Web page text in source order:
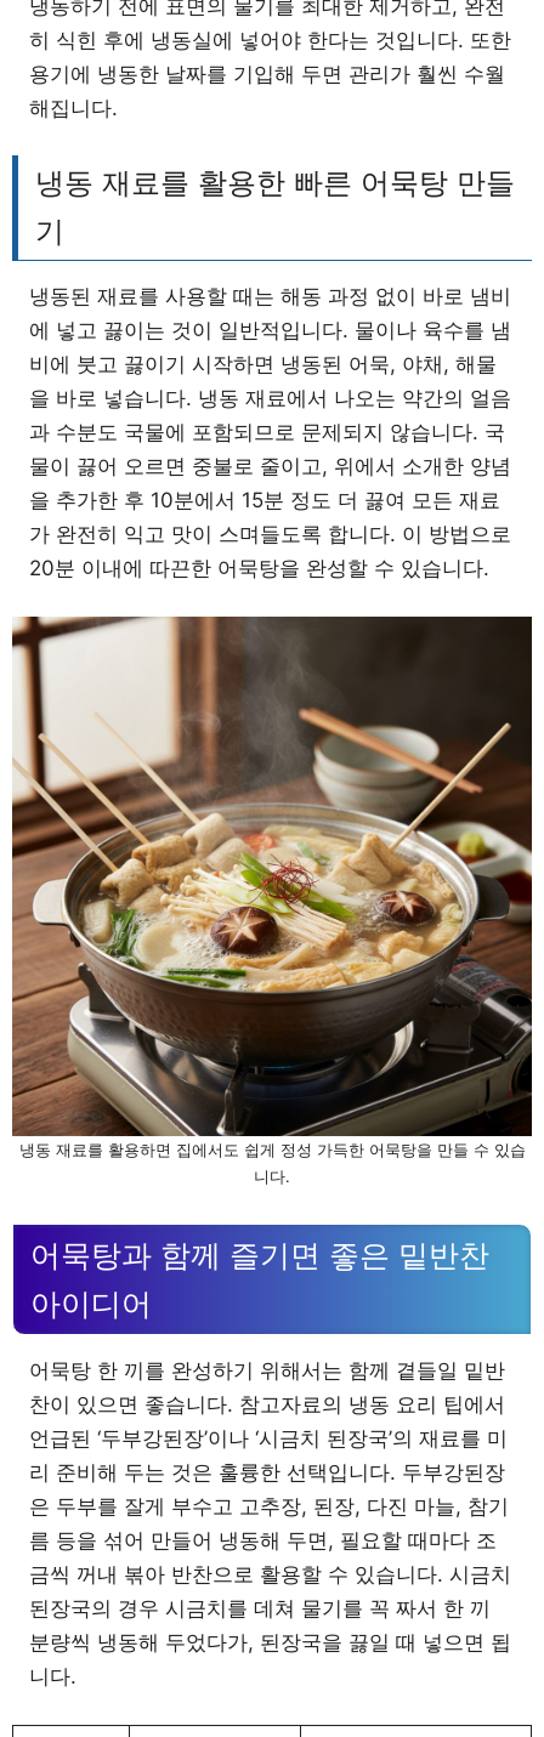
냉동하기 전에 표면의 물기를 최대한 제거하고, 완전
히 식힌 후에 냉동실에 넣어야 한다는 것입니다. 또한
용기에 냉동한 날짜를 기입해 두면 관리가 훨씬 수월
해집니다.
냉동 재료를 활용한 빠른 어묵탕 만들
기
냉동된 재료를 사용할 때는 해동 과정 없이 바로 냄비
에 넣고 끓이는 것이 일반적입니다. 물이나 육수를 냄
비에 붓고 끓이기 시작하면 냉동된 어묵, 야채, 해물
을 바로 넣습니다. 냉동 재료에서 나오는 약간의 얼음
과 수분도 국물에 포함되므로 문제되지 않습니다. 국
물이 끓어 오르면 중불로 줄이고, 위에서 소개한 양념
을 추가한 후 10분에서 15분 정도 더 끓여 모든 재료
가 완전히 익고 맛이 스며들도록 합니다. 이 방법으로
20분 이내에 따끈한 어묵탕을 완성할 수 있습니다.
냉동 재료를 활용하면 집에서도 쉽게 정성 가득한 어묵탕을 만들 수 있습
니다.
어묵탕과 함께 즐기면 좋은 밑반찬
아이디어
어묵탕 한 끼를 완성하기 위해서는 함께 곁들일 밑반
찬이 있으면 좋습니다. 참고자료의 냉동 요리 팁에서
언급된 ‘두부강된장’이나 ‘시금치 된장국’의 재료를 미
리 준비해 두는 것은 훌륭한 선택입니다. 두부강된장
은 두부를 잘게 부수고 고추장, 된장, 다진 마늘, 참기
름 등을 섞어 만들어 냉동해 두면, 필요할 때마다 조
금씩 꺼내 볶아 반찬으로 활용할 수 있습니다. 시금치
된장국의 경우 시금치를 데쳐 물기를 꼭 짜서 한 끼
분량씩 냉동해 두었다가, 된장국을 끓일 때 넣으면 됩
니다.